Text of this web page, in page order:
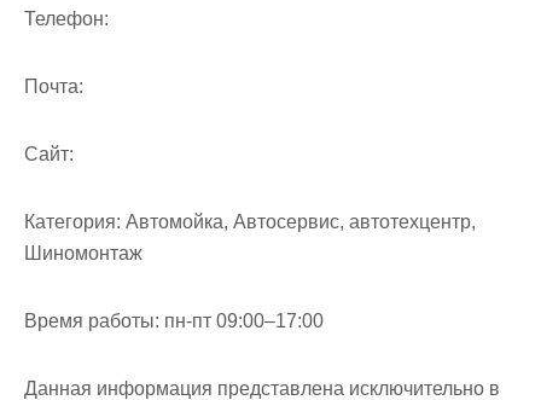
Телефон:
Почта:
Cайт:
Категория: Автомойка, Автосервис, автотехцентр,
Шиномонтаж
Время работы: пн-пт 09:00–17:00
Данная информация представлена исключительно в